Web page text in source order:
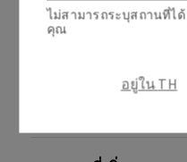
บทความนี้
0 จาก 0
ไม่สามารถระบุสถานที่ไ
คุณ
อยู่ใน TH